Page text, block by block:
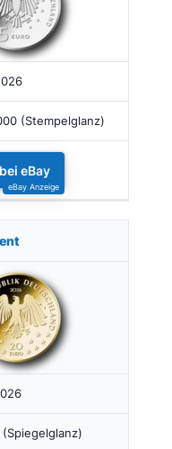
(Stempelglanz)
bei eBay